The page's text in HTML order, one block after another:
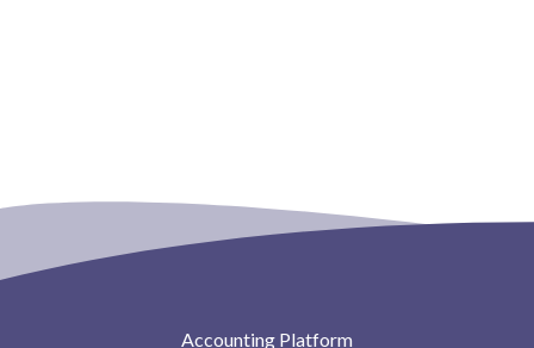
Accounting Platform